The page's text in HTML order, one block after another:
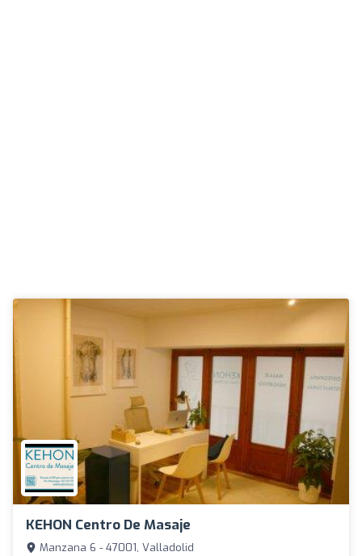
KEHON Centro De Masaje
Manzana 6 - 47001, Valladolid